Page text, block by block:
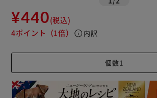
¥440(税込)
4ポイント （1倍） info 内訳